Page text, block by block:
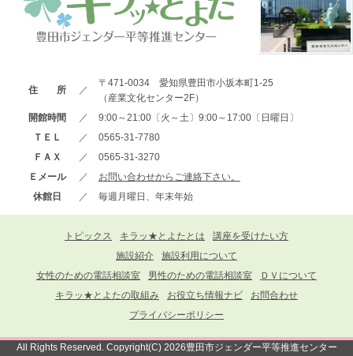
住 所 ／
〒471-0034 愛知県豊田市小坂本町1-25
（産業文化センター2F）
開館時間
／
9:00～21:00〔火～土〕9:00～17:00〔日曜日〕
ＴＥＬ
／
0565-31-7780
ＦＡＸ
／
0565-31-3270
Ｅメール
／
お問い合わせからご連絡下さい。
休館日
／ 毎週月曜日、年末年始
トピックス キラッ★とよたとは
講座を受けたい方
施設紹介
施設利用について
女性のための電話相談室
男性のための電話相談室
ＤＶについて
キラッ★とよたの取組み
お役立ち情報ナビ
お問合わせ
プライバシーポリシー
All Rights Reserved. Copyright(C) 2026豊田市ジェンダー平等推進センター